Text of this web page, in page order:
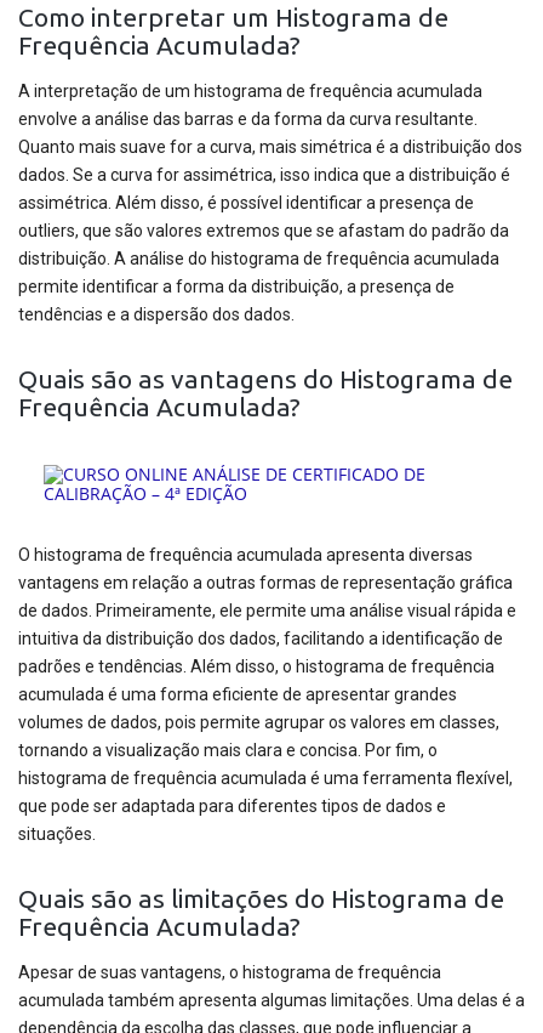
Como interpretar um Histograma de
Frequência Acumulada?
A interpretação de um histograma de frequência acumulada
envolve a análise das barras e da forma da curva resultante.
Quanto mais suave for a curva, mais simétrica é a distribuição dos
dados. Se a curva for assimétrica, isso indica que a distribuição é
assimétrica. Além disso, é possível identificar a presença de
outliers, que são valores extremos que se afastam do padrão da
distribuição. A análise do histograma de frequência acumulada
permite identificar a forma da distribuição, a presença de
tendências e a dispersão dos dados.
Quais são as vantagens do Histograma de
Frequência Acumulada?
O histograma de frequência acumulada apresenta diversas
vantagens em relação a outras formas de representação gráfica
de dados. Primeiramente, ele permite uma análise visual rápida e
intuitiva da distribuição dos dados, facilitando a identificação de
padrões e tendências. Além disso, o histograma de frequência
acumulada é uma forma eficiente de apresentar grandes
volumes de dados, pois permite agrupar os valores em classes,
tornando a visualização mais clara e concisa. Por fim, o
histograma de frequência acumulada é uma ferramenta flexível,
que pode ser adaptada para diferentes tipos de dados e
situações.
Quais são as limitações do Histograma de
Frequência Acumulada?
Apesar de suas vantagens, o histograma de frequência
acumulada também apresenta algumas limitações. Uma delas é a
dependência da escolha das classes, que pode influenciar a